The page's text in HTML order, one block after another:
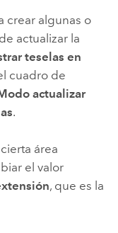
crear algunas o
actualizar la
teselas en
cuadro de
actualizar
.
área
el valor
, que es la